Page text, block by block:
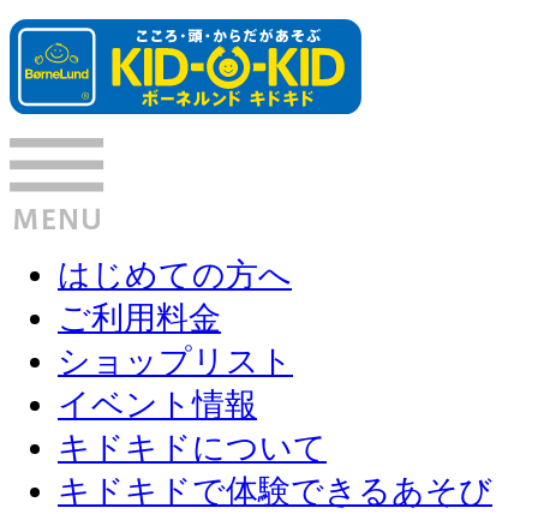
はじめての方へ
ご利用料金
ショップリスト
イベント情報
キドキドについて
キドキドで体験できるあそび